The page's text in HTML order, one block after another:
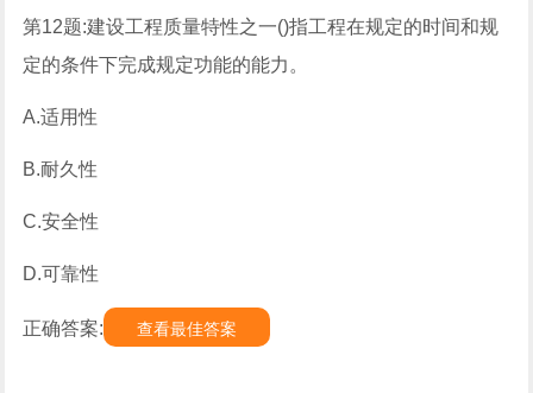
第12题:建设工程质量特性之一()指工程在规定的时间和规
定的条件下完成规定功能的能力。
A.适用性
B.耐久性
C.安全性
D.可靠性
正确答案: 查看最佳答案